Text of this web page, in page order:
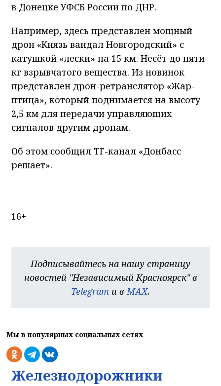
в Донецке УФСБ России по ДНР.
Например, здесь представлен мощный
дрон «Князь вандал Новгородский» с
катушкой «лески» на 15 км. Несёт до пяти
кг взрывчатого вещества. Из новинок
представлен дрон-ретранслятор «Жар-
птица», который поднимается на высоту
2,5 км для передачи управляющих
сигналов другим дронам.
Об этом сообщил ТГ-канал «Донбасс
решает».
16+
Подписывайтесь на нашу страницу
новостей "Независимый Красноярск" в
Telegram и вMAX.
Мы в популярных социальных сетях
Железнодорожники